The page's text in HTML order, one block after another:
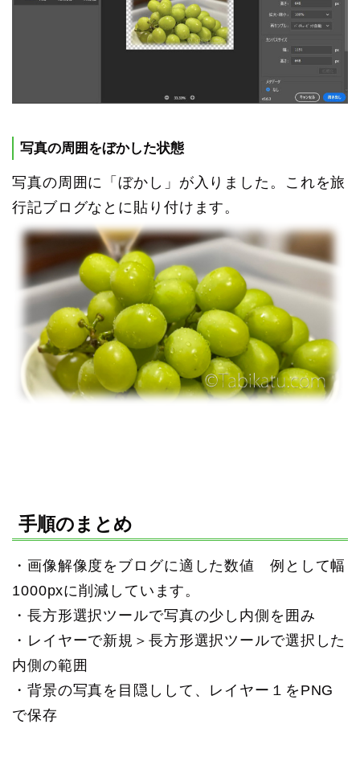
写真の周囲をぼかした状態
写真の周囲に「ぼかし」が入りました。これを旅
行記ブログなとに貼り付けます。
手順のまとめ
・画像解像度をブログに適した数値 例として幅
1000pxに削減しています。
・長方形選択ツールで写真の少し内側を囲み
・レイヤーで新規＞長方形選択ツールで選択した
内側の範囲
・背景の写真を目隠しして、レイヤー１をPNG
で保存